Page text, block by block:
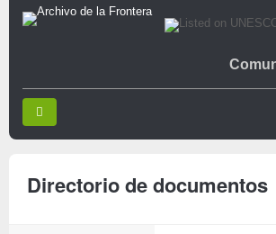
Directorio de documentos